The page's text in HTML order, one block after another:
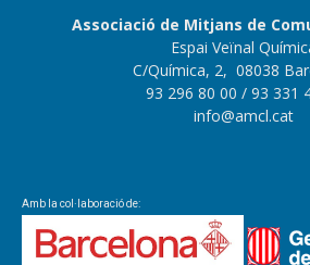
Associació de Mitjans de
Espai Veïnal
C/Química, 2, 08038
93 296 80 00 / 93 331
info@amcl.cat
Amb la col·laboració de: